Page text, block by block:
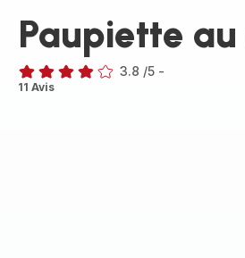
Paupiette
ratings.3.8
3.8 /5 -
11 Avis